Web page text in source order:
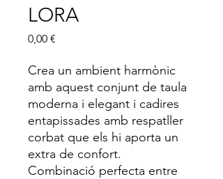
LORA
0,00 €
Crea un ambient harmònic
amb aquest conjunt de taula
moderna i elegant i cadires
entapissades amb respatller
corbat que els hi aporta un
extra de confort.
Combinació perfecta entre